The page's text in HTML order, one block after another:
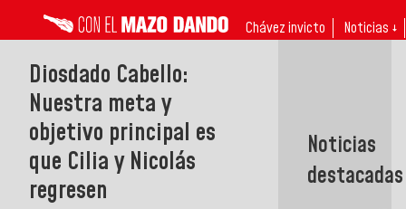
Chávez invicto Noticias ↓
Diosdado Cabello:
Nuestra meta y
objetivo principal es
que Cilia y Nicolás
regresen
Noticias
destacadas